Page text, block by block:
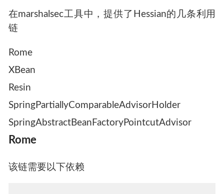
在marshalsec工具中，提供了Hessian的几条利用
链
Rome
XBean
Resin
SpringPartiallyComparableAdvisorHolder
SpringAbstractBeanFactoryPointcutAdvisor
Rome
该链需要以下依赖